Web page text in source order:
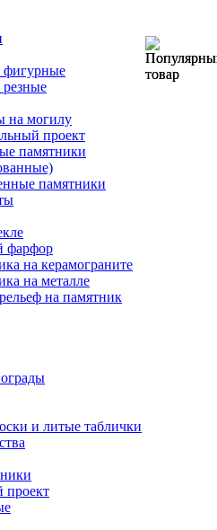
резные
на могилу
проект
памятники
памятники
фарфор
на керамограните
на металле
на памятник
и литые таблички
проект